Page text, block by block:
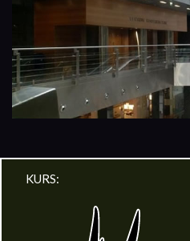
KURS: